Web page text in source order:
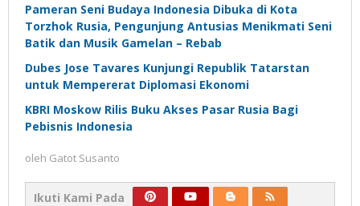
Pameran Seni Budaya Indonesia Dibuka di Kota
Torzhok Rusia, Pengunjung Antusias Menikmati Seni
Batik dan Musik Gamelan – Rebab
Dubes Jose Tavares Kunjungi Republik Tatarstan
untuk Mempererat Diplomasi Ekonomi
KBRI Moskow Rilis Buku Akses Pasar Rusia Bagi
Pebisnis Indonesia
oleh Gatot Susanto
Ikuti Kami Pada